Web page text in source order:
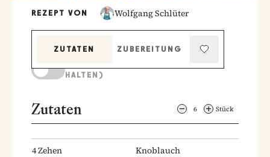
REZEPT VON Wolfgang Schlüter
ZUTATEN
ZUBEREITUNG
HALTEN)
Zutaten 6 Stück
4Zehen
Knoblauch